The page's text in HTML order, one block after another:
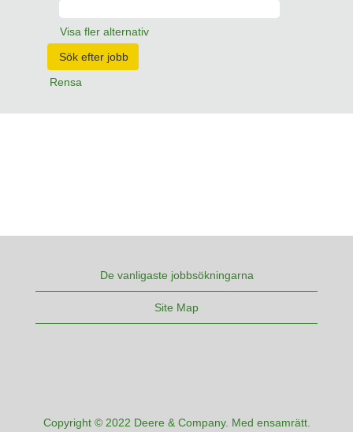
Visa fler alternativ
Rensa
De vanligaste jobbsökningarna
Site Map
Copyright © 2022 Deere & Company. Med ensamrätt.